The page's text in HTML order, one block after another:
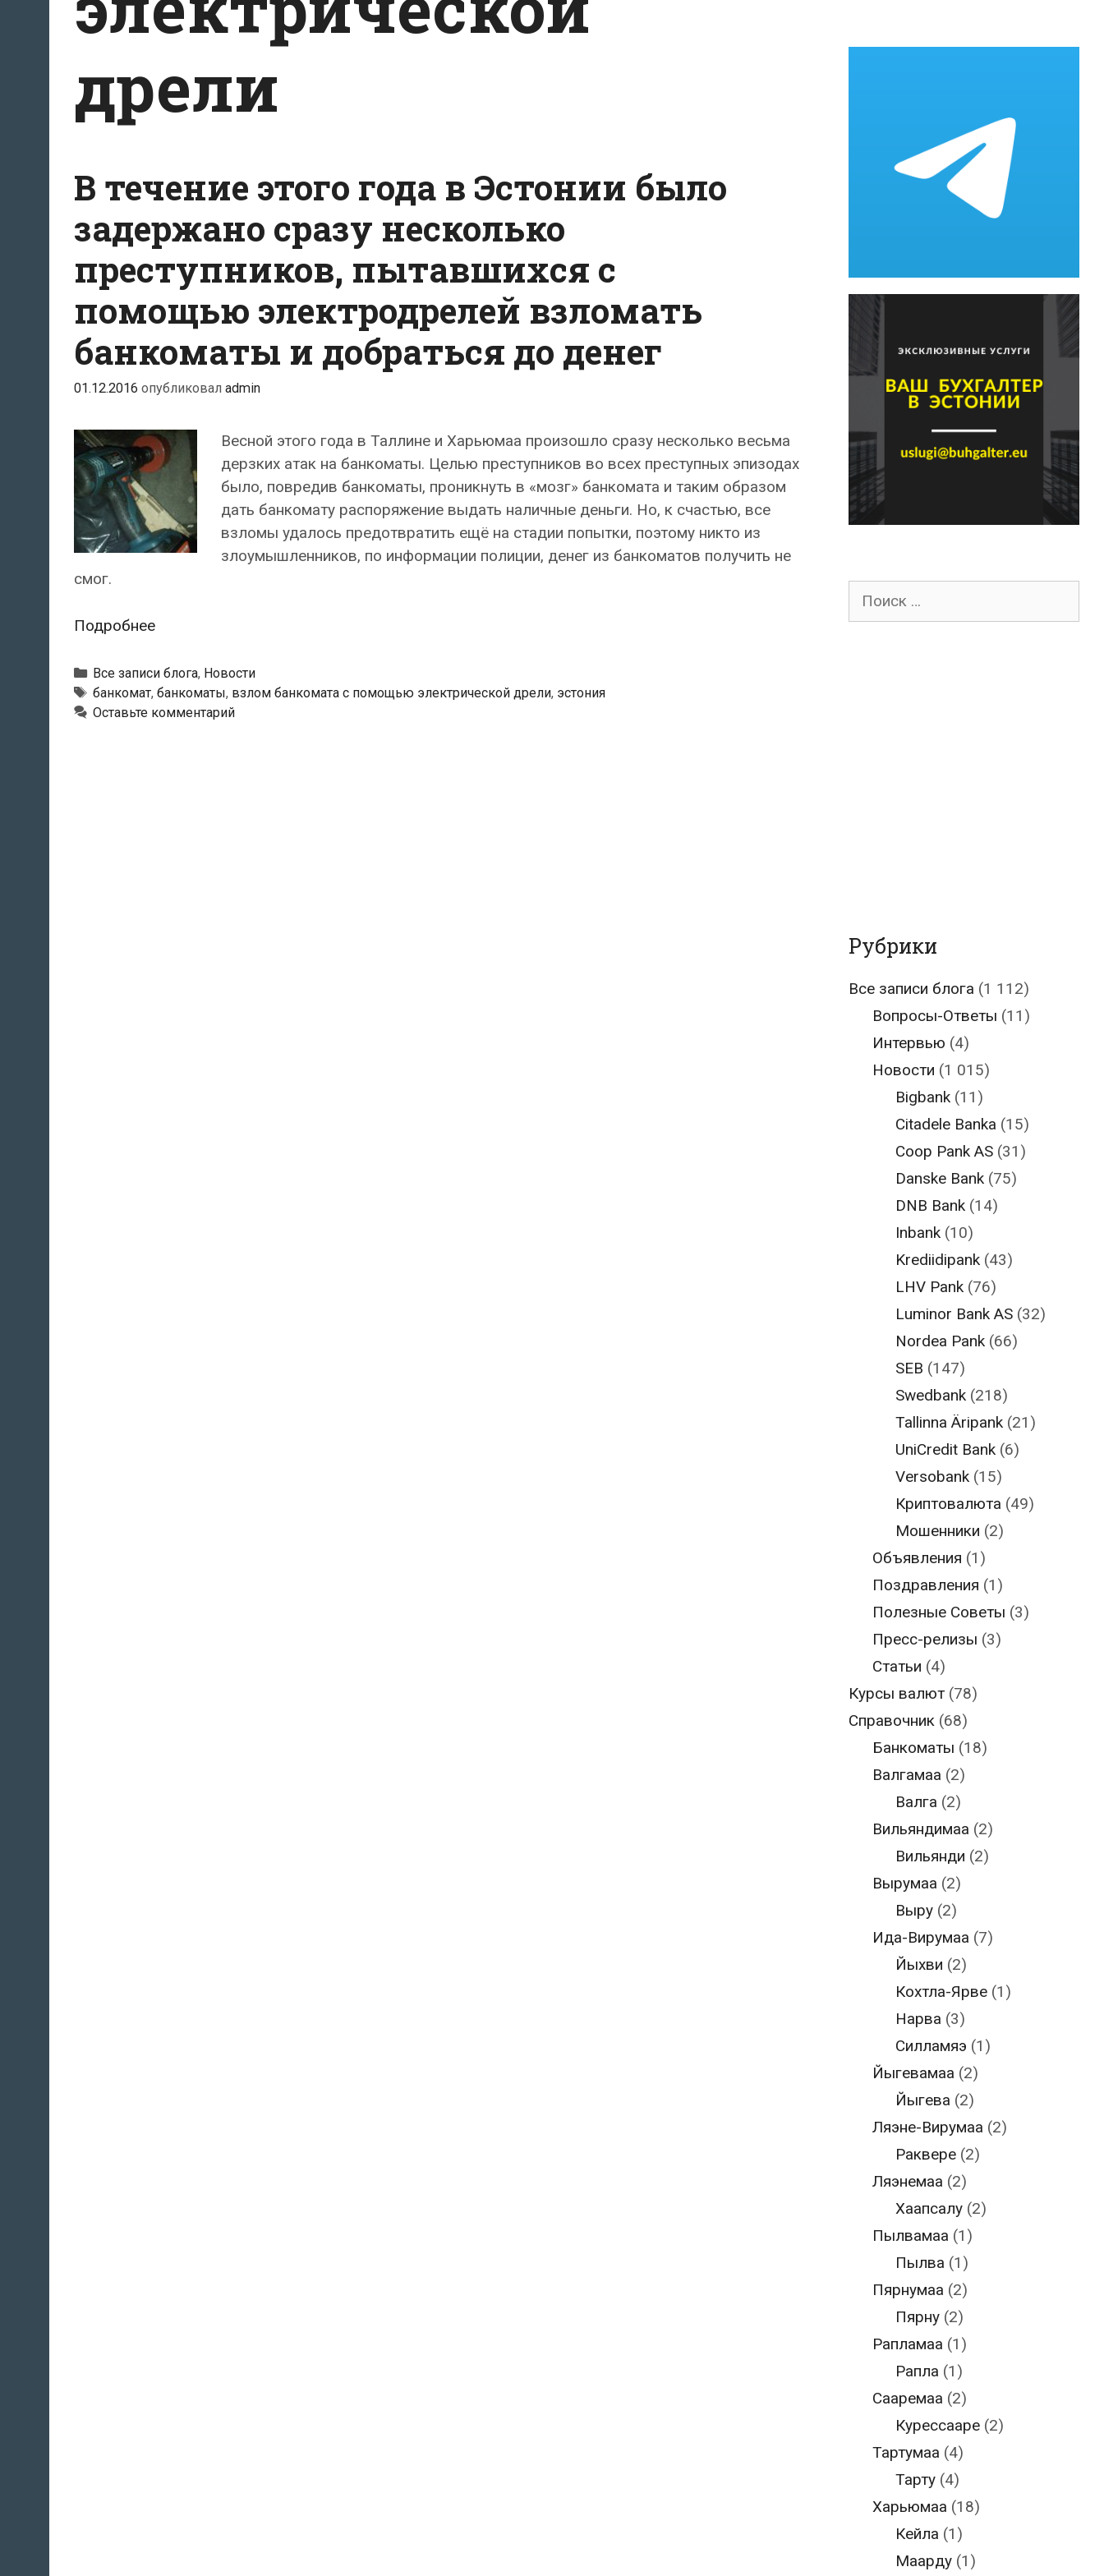
дрели
В течение этого года в Эстонии было
задержано сразу несколько
преступников, пытавшихся с
помощью электродрелей взломать
банкоматы и добраться до денег
01.12.2016 опубликовал admin
Весной этого года в Таллине и Харьюмаа произошло сразу несколько весьма
дерзких атак на банкоматы. Целью преступников во всех преступных эпизодах
было, повредив банкоматы, проникнуть в «мозг» банкомата и таким образом
дать банкомату распоряжение выдать наличные деньги. Но, к счастью, все
взломы удалось предотвратить ещё на стадии попытки, поэтому никто из
злоумышленников, по информации полиции, денег из банкоматов получить не
смог.
ПодробнееВ
этого
года
в
Рубрики
Все записи блога, Новости
Тэги
банкомат, банкоматы, взлом банкомата с помощью электрической дрели, эстония
Оставьте комментарий
Поиск
Рубрики
Все записи блога (1 112)
Вопросы-Ответы (11)
Интервью (4)
Новости (1 015)
Bigbank (11)
Citadele Banka (15)
Coop Pank AS (31)
Danske Bank (75)
DNB Bank (14)
Inbank (10)
Krediidipank (43)
LHV Pank (76)
Luminor Bank AS (32)
Nordea Pank (66)
SEB (147)
Swedbank (218)
Tallinna Äripank (21)
UniCredit Bank (6)
Versobank (15)
Криптовалюта (49)
Мошенники (2)
Объявления (1)
Поздравления (1)
Полезные Советы (3)
Пресс-релизы (3)
Статьи (4)
Курсы валют (78)
Справочник (68)
Банкоматы (18)
Валгамаа (2)
Валга (2)
Вильяндимаа (2)
Вильянди (2)
Вырумаа (2)
Выру (2)
Ида-Вирумаа (7)
Йыхви (2)
Кохтла-Ярве (1)
Нарва (3)
Силламяэ (1)
Йыгевамаа (2)
Йыгева (2)
Ляэне-Вирумаа (2)
Раквере (2)
Ляэнемаа (2)
Хаапсалу (2)
Пылвамаа (1)
Пылва (1)
Пярнумаа (2)
Пярну (2)
Рапламаа (1)
Рапла (1)
Сааремаа (2)
Курессааре (2)
Тартумаа (4)
Тарту (4)
Харьюмаа (18)
Кейла (1)
Маарду (1)